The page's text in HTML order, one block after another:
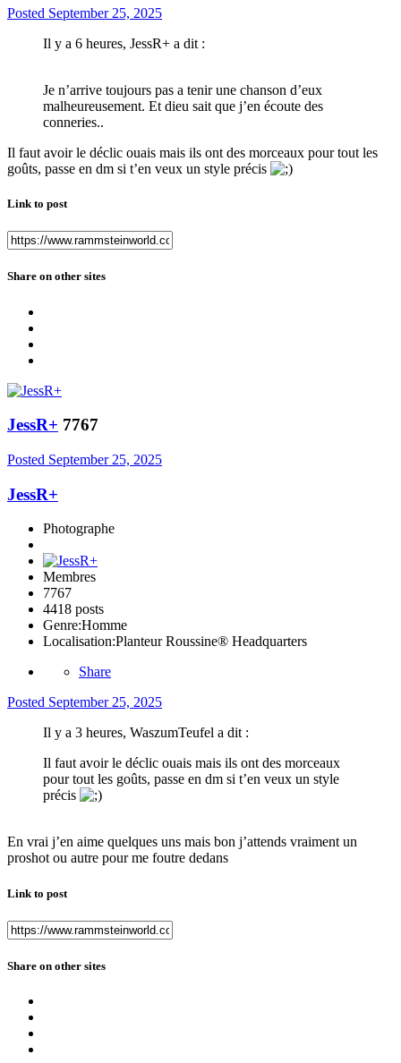
Posted September 25, 2025
Il y a 6 heures, JessR+ a dit :
Je n’arrive toujours pas a tenir une chanson d’eux
malheureusement. Et dieu sait que j’en écoute des
conneries..
Il faut avoir le déclic ouais mais ils ont des morceaux pour tout les
goûts, passe en dm si t’en veux un style précis
Link to post
Share on other sites
JessR+ 7767
Posted September 25, 2025
JessR+
Photographe
Membres
7767
4418 posts
Genre:Homme
Localisation:Planteur Roussine® Headquarters
Share
Posted September 25, 2025
Il y a 3 heures, WaszumTeufel a dit :
Il faut avoir le déclic ouais mais ils ont des morceaux
pour tout les goûts, passe en dm si t’en veux un style
précis
En vrai j’en aime quelques uns mais bon j’attends vraiment un
proshot ou autre pour me foutre dedans
Link to post
Share on other sites